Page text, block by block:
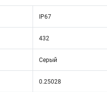
IP67
432
Серый
0.25028